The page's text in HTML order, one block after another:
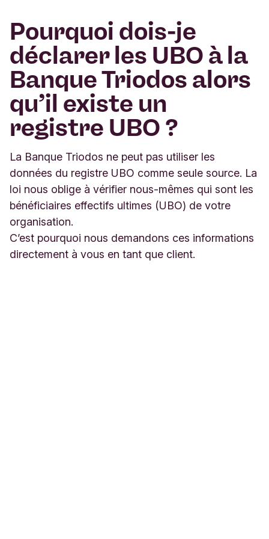
Pourquoi dois-je
déclarer les UBO à la
Banque Triodos alors
qu’il existe un
registre UBO ?
La Banque Triodos ne peut pas utiliser les
données du registre UBO comme seule source. La
loi nous oblige à vérifier nous-mêmes qui sont les
bénéficiaires effectifs ultimes (UBO) de votre
organisation.
C’est pourquoi nous demandons ces informations
directement à vous en tant que client.